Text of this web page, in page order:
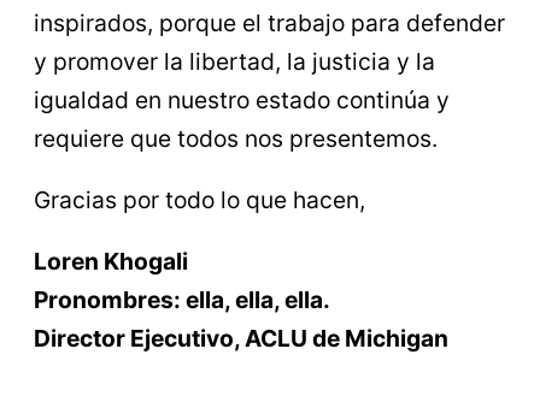
inspirados, porque el trabajo para defender
y promover la libertad, la justicia y la
igualdad en nuestro estado continúa y
requiere que todos nos presentemos.
Gracias por todo lo que hacen,
Loren Khogali
Pronombres: ella, ella, ella.
Director Ejecutivo, ACLU de Michigan